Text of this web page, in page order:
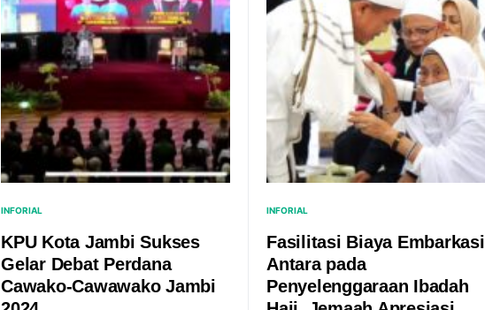
INFORIAL
KPU Kota Jambi Sukses
Gelar Debat Perdana
Cawako-Cawawako Jambi
INFORIAL
Fasilitasi Biaya Embarkasi
Antara pada
Penyelenggaraan Ibadah